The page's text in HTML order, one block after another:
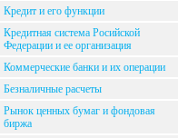
Кредит и его функции
Кредитная система Росийской
Федерации и ее организация
Коммерческие банки и их операции
Безналичные расчеты
Рынок ценных бумаг и фондовая
биржа